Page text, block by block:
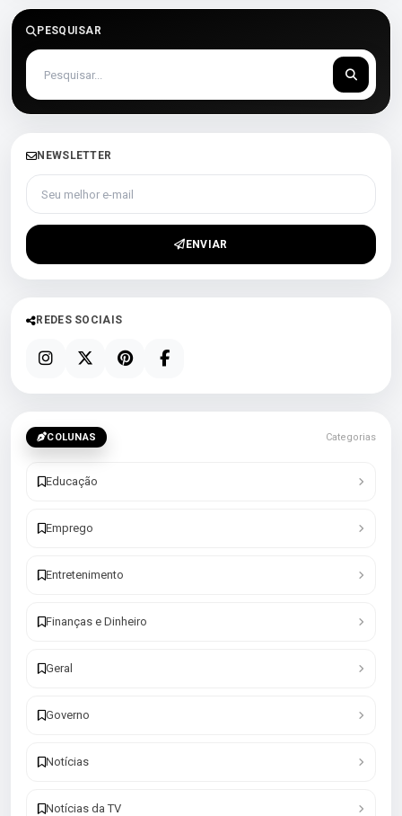
PESQUISAR
NEWSLETTER
Seu melhor e-mail
ENVIAR
REDES SOCIAIS
COLUNAS Categorias
Educação
Emprego
Entretenimento
Finanças e Dinheiro
Geral
Governo
Notícias
Notícias da TV